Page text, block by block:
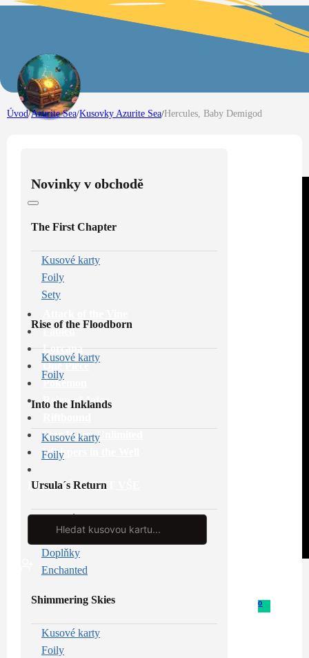
Fabled
Lorcana
One Piece
Pokémon
Reign of Jafar
Star Wars: Unlimited
Whispers in the Well
PROHLÉDNOUT VŠE
Search
0
Úvod/Azurite Sea/Kusovky Azurite Sea/Hercules, Baby Demigod
Novinky v obchodě
The First Chapter
Kusové karty
Foily
Sety
Rise of the Floodborn
Kusové karty
Foily
Into the Inklands
Kusové karty
Foily
Ursula´s Return
Kusové karty
Foily
Doplňky
Enchanted
Shimmering Skies
Kusové karty
Foily